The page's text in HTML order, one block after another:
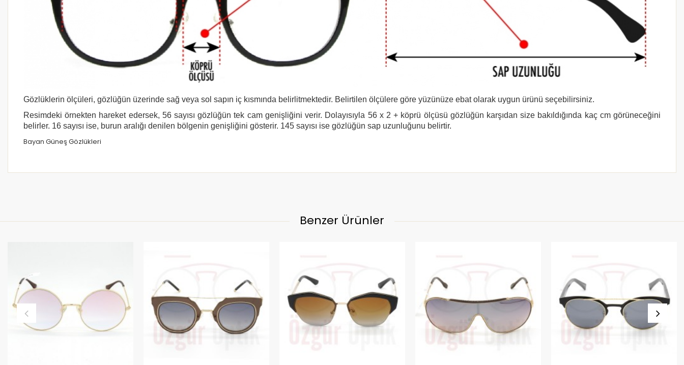
Gözlüklerin ölçüleri, gözlüğün üzerinde sağ veya sol sapın iç kısmında belirlitmektedir. Belirtilen ölçülere göre yüzünüze ebat olarak uygun ürünü seçebilirsiniz.
Resimdeki örnekten hareket edersek, 56 sayısı gözlüğün tek cam genişliğini verir. Dolayısıyla 56 x 2 + köprü ölçüsü gözlüğün karşıdan size bakıldığında kaç cm görüneceğini
belirler. 16 sayısı ise, burun aralığı denilen bölgenin genişliğini gösterir. 145 sayısı ise gözlüğün sap uzunluğunu belirtir.
Bayan Güneş Gözlükleri
Benzer Ürünler